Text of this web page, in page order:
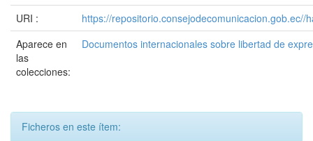
URI :
https://repositorio.consejodecomunicacion.gob.ec//
Aparece en
las
colecciones:
Documentos internacionales sobre libertad de
Ficheros en este ítem: